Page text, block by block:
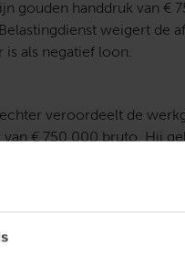
gouden handdruk van €
weigert de
als negatief loon.
veroordeelt de
€ 750.000 bruto. Hij
zijn eigen bv. Daar kan
zijn rekening.